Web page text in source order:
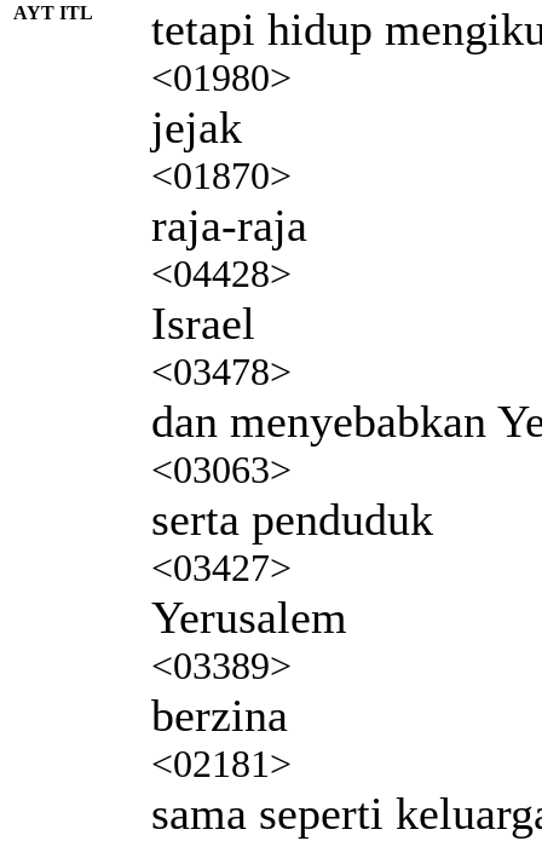
AYT ITL tetapi hidup
<01980>
jejak
<01870>
raja-raja
<04428>
Israel
<03478>
dan menyebabkan
<03063>
serta penduduk
<03427>
Yerusalem
<03389>
berzina
<02181>
sama seperti